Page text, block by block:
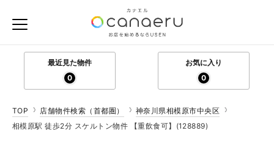
最近見た物件
0
お気に入り
0
TOP 店舗物件検索（首都圏）
神奈川県相模原市中央区
相模原駅 徒歩2分 スケルトン物件 【重飲食可】(128889)